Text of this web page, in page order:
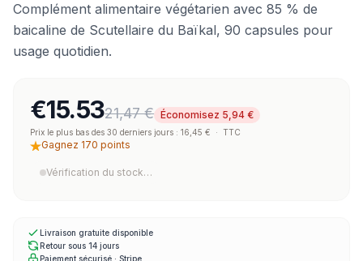
Complément alimentaire végétarien avec 85 % de
baicaline de Scutellaire du Baïkal, 90 capsules pour
usage quotidien.
€15.5321,47 € Économisez 5,94 €
Prix le plus bas des 30 derniers jours : 16,45 € · TTC
Gagnez 170 points
Vérification du stock…
Livraison gratuite disponible
Retour sous 14 jours
Paiement sécurisé · Stripe